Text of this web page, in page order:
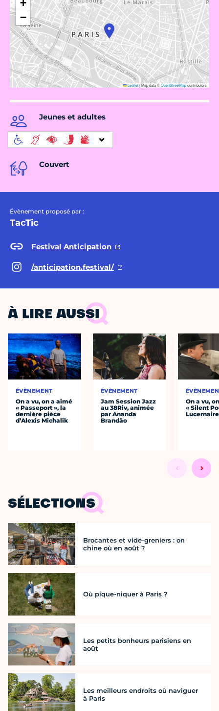
+
−
Leaflet|Map data ©OpenStreetMapcontributors
Jeunes et adultes
Couvert
Évènement proposé par :
TacTic
Festival Anticipation
/anticipation.festival/
À LIRE AUSSI
ÉVÈNEMENT
On a vu, on a aimé
« Passeport », la
dernière pièce
d’Alexis Michalik
ÉVÈNEMENT
Jam Session Jazz
au 38Riv, animée
par Ananda
Brandão
On a vu,
« Silent
Lucernaire
SÉLECTIONS
Brocantes et vide-greniers : on
chine où en août ?
Où pique-niquer à Paris ?
Les petits bonheurs parisiens en
août
Les meilleurs endroits où naviguer
à Paris